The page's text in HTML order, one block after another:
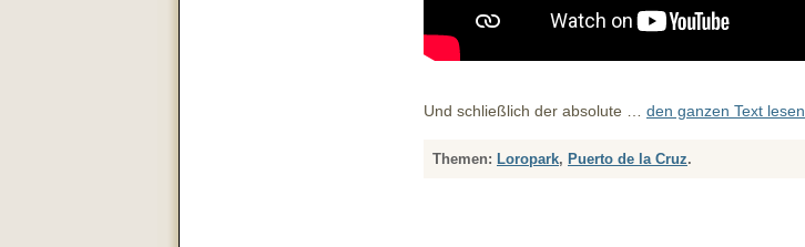
Und schließlich der absolute … den ganzen Text lesen
Themen: Loropark, Puerto de la Cruz.